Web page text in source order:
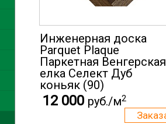
Инженерная доска
Parquet Plaque
Паркетная Венгерская
елка Селект Дуб
коньяк (90)
12 000 руб./м2